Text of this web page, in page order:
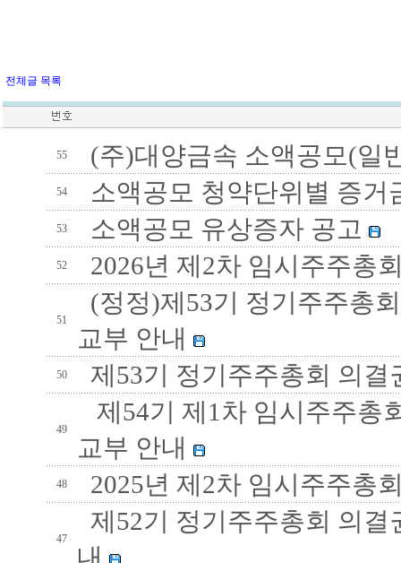
전체글 목록
55 (주)대양금속 소액공모(일
54 소액공모 청약단위별 증거
53 소액공모 유상증자 공고
52 2026년 제2차 임시주주총
51
(정정)제53기 정기주주총
교부 안내
50 제53기 정기주주총회 의
49
제54기 제1차 임시주주총
교부 안내
48 2025년 제2차 임시주주총
47
제52기 정기주주총회 의
내